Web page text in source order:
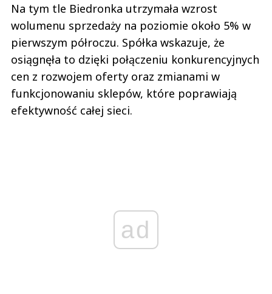
Na tym tle Biedronka utrzymała wzrost
wolumenu sprzedaży na poziomie około 5% w
pierwszym półroczu. Spółka wskazuje, że
osiągnęła to dzięki połączeniu konkurencyjnych
cen z rozwojem oferty oraz zmianami w
funkcjonowaniu sklepów, które poprawiają
efektywność całej sieci.
ad